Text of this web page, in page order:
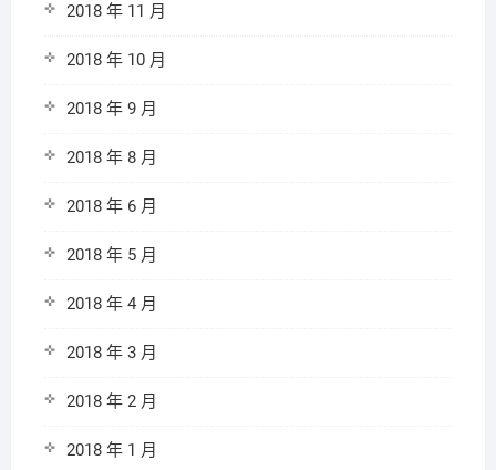
2018 年 11 月
2018 年 10 月
2018 年 9 月
2018 年 8 月
2018 年 6 月
2018 年 5 月
2018 年 4 月
2018 年 3 月
2018 年 2 月
2018 年 1 月